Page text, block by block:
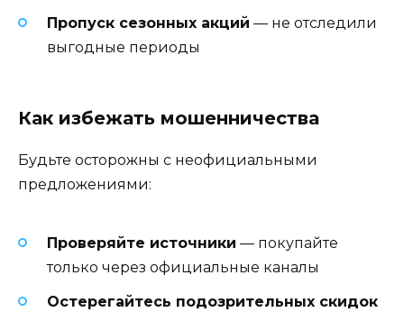
Пропуск сезонных акций — не отследили
выгодные периоды
Как избежать мошенничества
Будьте осторожны с неофициальными
предложениями:
Проверяйте источники — покупайте
только через официальные каналы
Остерегайтесь подозрительных скидок